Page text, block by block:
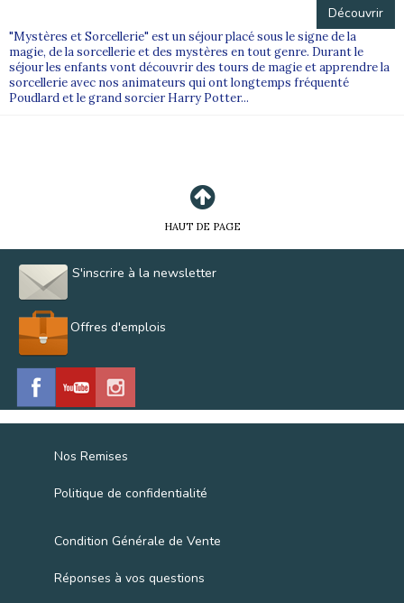
Découvrir
"Mystères et Sorcellerie" est un séjour placé sous le signe de la
magie, de la sorcellerie et des mystères en tout genre. Durant le
séjour les enfants vont découvrir des tours de magie et apprendre la
sorcellerie avec nos animateurs qui ont longtemps fréquenté
Poudlard et le grand sorcier Harry Potter...
HAUT DE PAGE
S'inscrire à la newsletter
Offres d'emplois
Nos Remises
Politique de confidentialité
Condition Générale de Vente
Réponses à vos questions